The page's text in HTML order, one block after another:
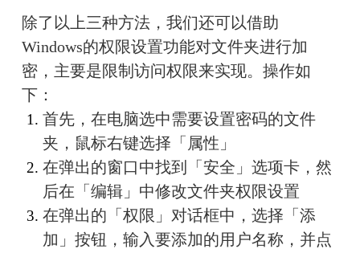
除了以上三种方法，我们还可以借助
Windows的权限设置功能对文件夹进行加
密，主要是限制访问权限来实现。操作如
下：
首先，在电脑选中需要设置密码的文件
夹，鼠标右键选择「属性」
在弹出的窗口中找到「安全」选项卡，然
后在「编辑」中修改文件夹权限设置
在弹出的「权限」对话框中，选择「添
加」按钮，输入要添加的用户名称，并点